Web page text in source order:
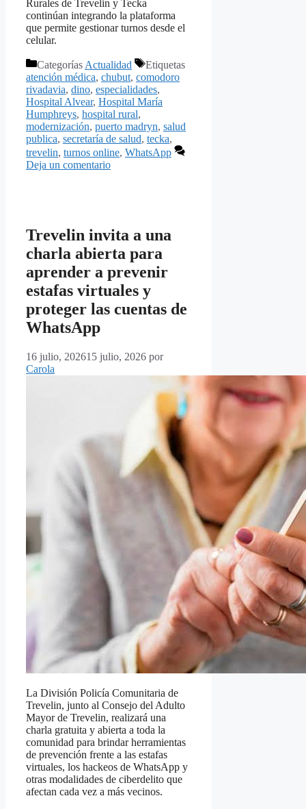
Rurales de Trevelin y Tecka
continúan integrando la plataforma
que permite gestionar turnos desde el
celular.
Categorías Actualidad
Etiquetas
atención médica, chubut, comodoro
rivadavia, dino, especialidades,
Hospital Alvear, Hospital María
Humphreys, hospital rural,
modernización, puerto madryn, salud
publica, secretaría de salud, tecka,
trevelin, turnos online, WhatsApp
Deja un comentario
Trevelin invita a una
charla abierta para
aprender a prevenir
estafas virtuales y
proteger las cuentas de
WhatsApp
16 julio, 202615 julio, 2026 por
Carola
La División Policía Comunitaria de
Trevelin, junto al Consejo del Adulto
Mayor de Trevelin, realizará una
charla gratuita y abierta a toda la
comunidad para brindar herramientas
de prevención frente a las estafas
virtuales, los hackeos de WhatsApp y
otras modalidades de ciberdelito que
afectan cada vez a más vecinos.